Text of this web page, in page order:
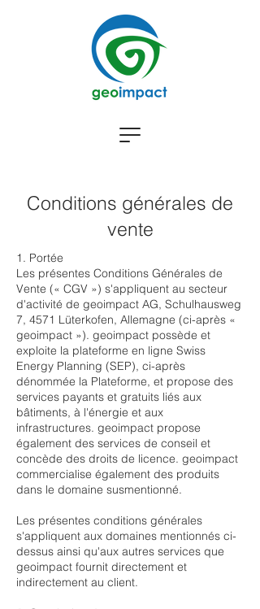
Conditions générales de
vente
1. Portée
Les présentes Conditions Générales de
Vente (« CGV ») s'appliquent au secteur
d'activité de geoimpact AG, Schulhausweg
7, 4571 Lüterkofen, Allemagne (ci-après «
geoimpact »). geoimpact possède et
exploite la plateforme en ligne Swiss
Energy Planning (SEP), ci-après
dénommée la Plateforme, et propose des
services payants et gratuits liés aux
bâtiments, à l'énergie et aux
infrastructures. geoimpact propose
également des services de conseil et
concède des droits de licence. geoimpact
commercialise également des produits
dans le domaine susmentionné.
Les présentes conditions générales
s'appliquent aux domaines mentionnés ci-
dessus ainsi qu'aux autres services que
geoimpact fournit directement et
indirectement au client.